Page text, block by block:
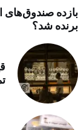
بازده
برنده شد؟